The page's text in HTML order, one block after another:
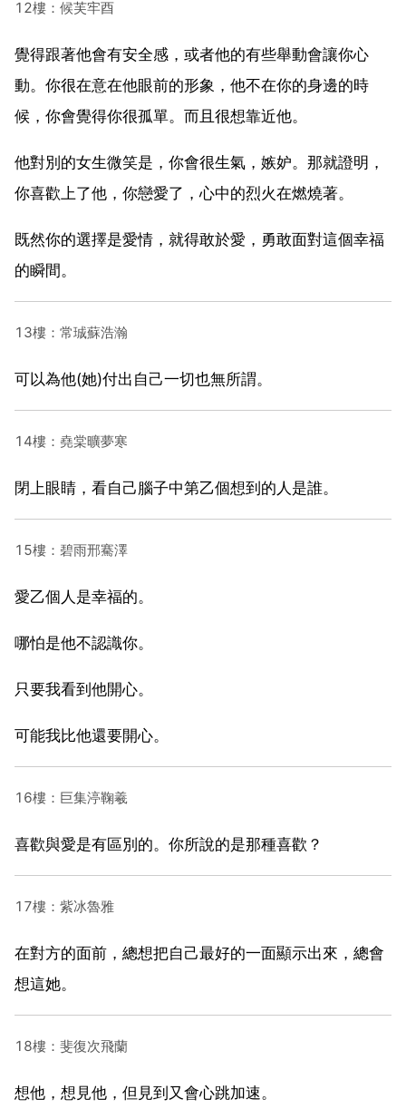
12樓：候芙牢酉
覺得跟著他會有安全感，或者他的有些舉動會讓你心
動。你很在意在他眼前的形象，他不在你的身邊的時
候，你會覺得你很孤單。而且很想靠近他。
他對別的女生微笑是，你會很生氣，嫉妒。那就證明，
你喜歡上了他，你戀愛了，心中的烈火在燃燒著。
既然你的選擇是愛情，就得敢於愛，勇敢面對這個幸福
的瞬間。
13樓：常珹蘇浩瀚
可以為他(她)付出自己一切也無所謂。
14樓：堯棠曠夢寒
閉上眼睛，看自己腦子中第乙個想到的人是誰。
15樓：碧雨邢騫澤
愛乙個人是幸福的。
哪怕是他不認識你。
只要我看到他開心。
可能我比他還要開心。
16樓：巨集渟鞠羲
喜歡與愛是有區別的。你所說的是那種喜歡？
17樓：紫冰魯雅
在對方的面前，總想把自己最好的一面顯示出來，總會
想這她。
18樓：斐復次飛蘭
想他，想見他，但見到又會心跳加速。